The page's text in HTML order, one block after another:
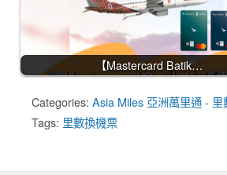
【Mastercard Batik…
Categories: Asia Miles 亞洲萬里通 - 里
Tags: 里數換機票